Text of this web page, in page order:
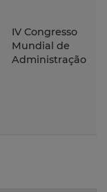
IV Congresso
Mundial de
Administração